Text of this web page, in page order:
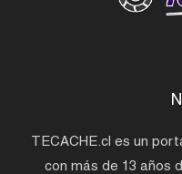
TECACHE.cl es un
con más de 13 años